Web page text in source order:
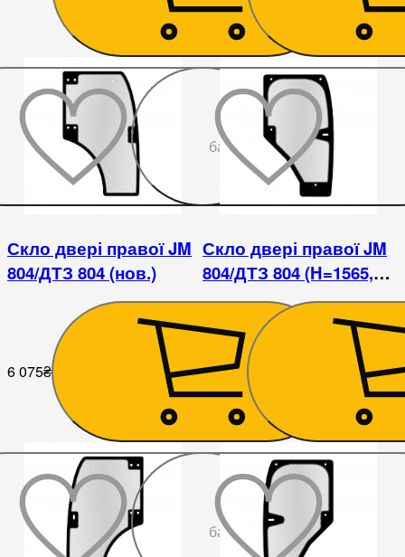
бажаного
Скло двері правої JM
804/ДТЗ 804 (нов.)
6 075₴
Скло двері правої JM
804/ДТЗ 804 (H=1565,
L=760х830х350)
6 300₴
бажаного